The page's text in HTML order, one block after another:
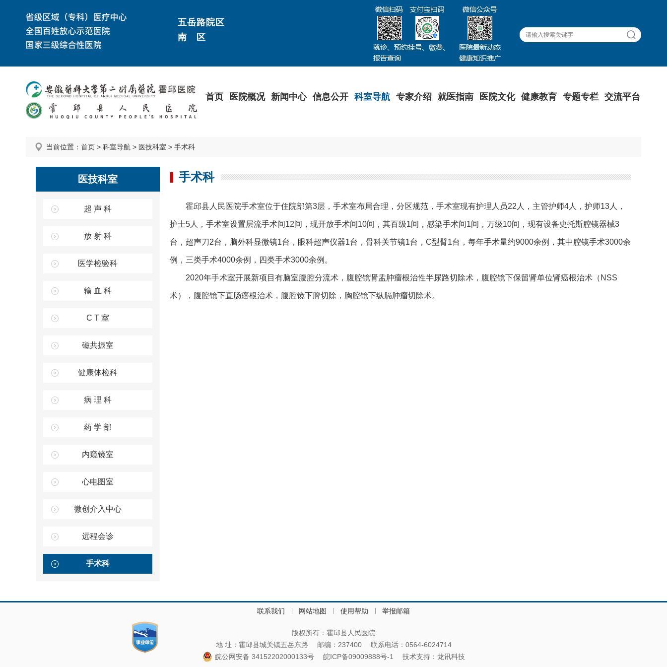
五岳路院区
南 区
首页 医院概况 新闻中心 信息公开 科室导航 专家介绍 就医指南 医院文化 健康教育 专题专栏 交流平台
当前位置： 首页 > 科室导航 > 医技科室 > 手术科
医技科室
超 声 科
放 射 科
医学检验科
输 血 科
C T 室
磁共振室
健康体检科
病 理 科
药 学 部
内窥镜室
心电图室
微创介入中心
远程会诊
手术科
手术科
霍邱县人民医院手术室位于住院部第3层，手术室布局合理，分区规范，手术室现有护理人员22 人，主管护师4 人，护师13 人，
护士5 人，手术室设置层流手术间12间，现开放手术间10间，其百级1间，感染手术间1间，万级10间，现有设备史托斯腔镜器械3
台，超声刀2台，脑外科显微镜1台，眼科超声仪器1台，骨科关节镜1台， C型臂1台，每年手术量约9000余例，其中腔镜手术3000余
例，三类手术4000余例，四类手术3000余例。
2020年手术室开展新项目有脑室腹腔分流术，腹腔镜肾盂肿瘤根治性半尿路切除术，腹腔镜下保留肾单位肾癌根治术（ NSS
术），腹腔镜下直肠癌根治术，腹腔镜下脾切除，胸腔镜下纵膈肿瘤切除术。
联系我们 网站地图 使用帮助 举报邮箱
版权所有：霍邱县人民医院
地 址：霍邱县城关镇五岳东路
邮编：237400
联系电话：0564-6024714
皖公网安备 34152202000133号
皖ICP备09009888号-1 技术支持： 龙讯科技